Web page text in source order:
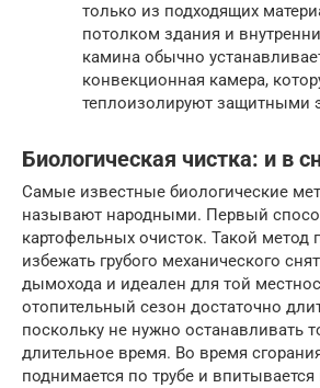
только из подходящих
потолком здания и
камина обычно
конвекционная камера,
теплоизолируют защитными
Биологическая чистка: и в
Самые известные биологические
называют народными. Первый
картофельных очисток. Такой метод
избежать грубого механического
дымохода и идеален для той
отопительный сезон достаточно
поскольку не нужно останавливать
длительное время. Во время
поднимается по трубе и